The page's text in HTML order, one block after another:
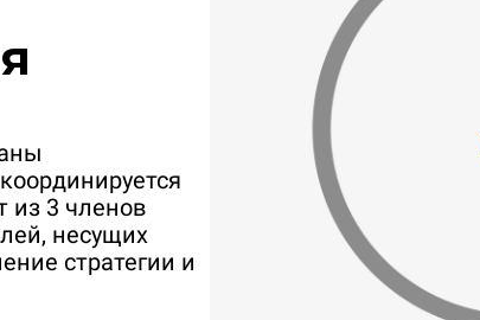
из 3 членов
несущих
стратегии и